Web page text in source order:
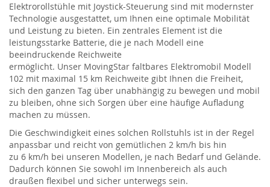
Elektrorollstühle mit Joystick-Steuerung sind mit modernster
Technologie ausgestattet, um Ihnen eine optimale Mobilität
und Leistung zu bieten. Ein zentrales Element ist die
leistungsstarke Batterie, die je nach Modell eine
beeindruckende Reichweite
ermöglicht. Unser MovingStar faltbares Elektromobil Modell
102 mit maximal 15 km Reichweite gibt Ihnen die Freiheit,
sich den ganzen Tag über unabhängig zu bewegen und mobil
zu bleiben, ohne sich Sorgen über eine häufige Aufladung
machen zu müssen.
Die Geschwindigkeit eines solchen Rollstuhls ist in der Regel
anpassbar und reicht von gemütlichen 2 km/h bis hin
zu 6 km/h bei unseren Modellen, je nach Bedarf und Gelände.
Dadurch können Sie sowohl im Innenbereich als auch
draußen flexibel und sicher unterwegs sein.